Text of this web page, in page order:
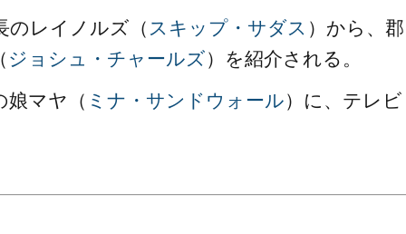
のレイノルズ（ スキップ・サダス ）から、郡
ジョシュ・チャールズ）を紹介される。
娘マヤ（ ミナ・サンドウォール）に、テレビ